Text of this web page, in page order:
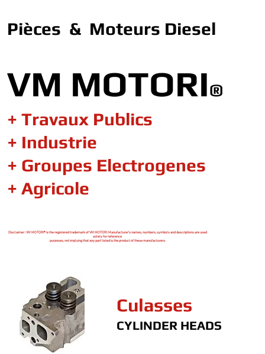
Pièces & Moteurs Diesel
VM MOTORI®
+ Travaux Publics
+ Industrie
+ Groupes Electrogenes
+ Agricole
Disclaimer : VM MOTORI® is the registered trademark of VM MOTORI. Manufacturer's names, numbers, symbols and descriptions are used
solely for reference
purposes, not implying that any part listed is the product of these manufacturers.
Culasses
CYLINDER HEADS